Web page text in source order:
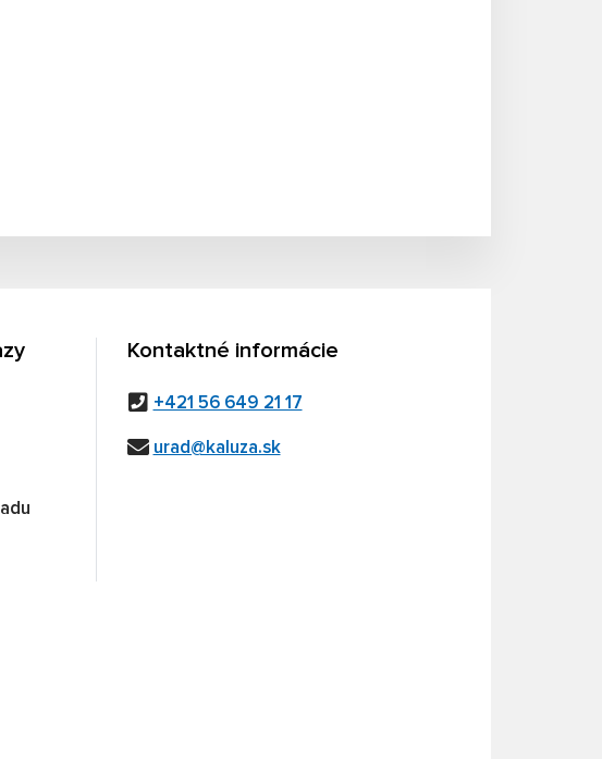
Kontaktné informácie
+421 56 649 21 17
urad@kaluza.sk